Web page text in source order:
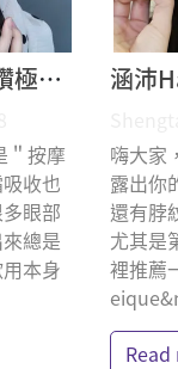
涵沛Hanpeique黑蘭鑽極致逆齡眼霜 Yuna悠那 體驗分享
＂按摩
收也
眼部
總是
本身
嗨大家
露出你
還有脖
尤其是
裡推薦